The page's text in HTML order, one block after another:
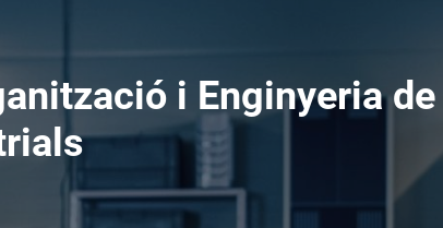
i Enginyeria